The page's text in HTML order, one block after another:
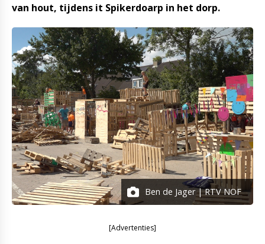
van hout, tijdens it Spikerdoarp in het dorp.
Ben de Jager | RTV NOF
[Advertenties]